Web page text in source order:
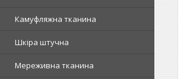
Камуфляжна тканина
Шкіра штучна
Мереживна тканина